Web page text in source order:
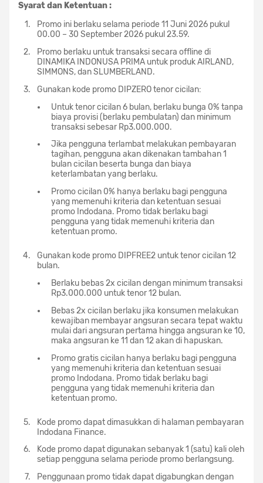
Syarat dan Ketentuan :
Promo ini berlaku selama periode 11 Juni 2026 pukul
00.00 – 30 September 2026 pukul 23.59.
Promo berlaku untuk transaksi secara offline di
DINAMIKA INDONUSA PRIMA untuk produk AIRLAND,
SIMMONS, dan SLUMBERLAND.
Gunakan kode promo DIPZERO tenor cicilan:
Untuk tenor cicilan 6 bulan, berlaku bunga 0% tanpa
biaya provisi (berlaku pembulatan) dan minimum
transaksi sebesar Rp3.000.000.
Jika pengguna terlambat melakukan pembayaran
tagihan, pengguna akan dikenakan tambahan 1
bulan cicilan beserta bunga dan biaya
keterlambatan yang berlaku.
Promo cicilan 0% hanya berlaku bagi pengguna
yang memenuhi kriteria dan ketentuan sesuai
promo Indodana. Promo tidak berlaku bagi
pengguna yang tidak memenuhi kriteria dan
ketentuan promo.
Gunakan kode promo DIPFREE2 untuk tenor cicilan 12
bulan.
Berlaku bebas 2x cicilan dengan minimum transaksi
Rp3.000.000 untuk tenor 12 bulan.
Bebas 2x cicilan berlaku jika konsumen melakukan
kewajiban membayar angsuran secara tepat waktu
mulai dari angsuran pertama hingga angsuran ke 10,
maka angsuran ke 11 dan 12 akan di hapuskan.
Promo gratis cicilan hanya berlaku bagi pengguna
yang memenuhi kriteria dan ketentuan sesuai
promo Indodana. Promo tidak berlaku bagi
pengguna yang tidak memenuhi kriteria dan
ketentuan promo.
Kode promo dapat dimasukkan di halaman pembayaran
Indodana Finance.
Kode promo dapat digunakan sebanyak 1 (satu) kali oleh
setiap pengguna selama periode promo berlangsung.
Penggunaan promo tidak dapat digabungkan dengan